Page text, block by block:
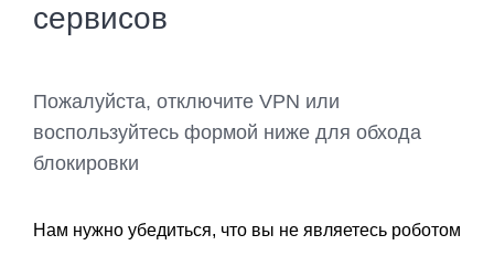
сервисов
Пожалуйста, отключите VPN или
воспользуйтесь формой ниже для обхода
блокировки
Нам нужно убедиться, что вы не являетесь роботом